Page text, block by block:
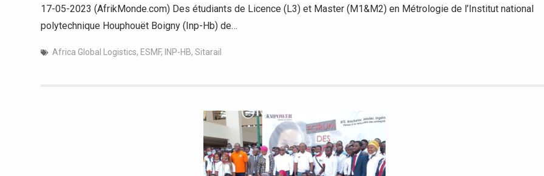
17-05-2023 (AfrikMonde.com) Des étudiants de Licence (L3) et Master (M1&M2) en Métrologie de l’Institut national
polytechnique Houphouët Boigny (Inp-Hb) de…
Africa Global Logistics, ESMF, INP-HB, Sitarail